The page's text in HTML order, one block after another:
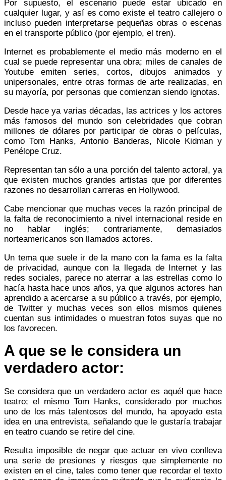
Por supuesto, el escenario puede estar ubicado en
cualquier lugar, y así es como existe el teatro callejero o
incluso pueden interpretarse pequeñas obras o escenas
en el transporte público (por ejemplo, el tren).
Internet es probablemente el medio más moderno en el
cual se puede representar una obra; miles de canales de
Youtube emiten series, cortos, dibujos animados y
unipersonales, entre otras formas de arte realizadas, en
su mayoría, por personas que comienzan siendo ignotas.
Desde hace ya varias décadas, las actrices y los actores
más famosos del mundo son celebridades que cobran
millones de dólares por participar de obras o películas,
como Tom Hanks, Antonio Banderas, Nicole Kidman y
Penélope Cruz.
Representan tan sólo a una porción del talento actoral, ya
que existen muchos grandes artistas que por diferentes
razones no desarrollan carreras en Hollywood.
Cabe mencionar que muchas veces la razón principal de
la falta de reconocimiento a nivel internacional reside en
no hablar inglés; contrariamente, demasiados
norteamericanos son llamados actores.
Un tema que suele ir de la mano con la fama es la falta
de privacidad, aunque con la llegada de Internet y las
redes sociales, parece no aterrar a las estrellas como lo
hacía hasta hace unos años, ya que algunos actores han
aprendido a acercarse a su público a través, por ejemplo,
de Twitter y muchas veces son ellos mismos quienes
cuentan sus intimidades o muestran fotos suyas que no
los favorecen.
A que se le considera un
verdadero actor:
Se considera que un verdadero actor es aquél que hace
teatro; el mismo Tom Hanks, considerado por muchos
uno de los más talentosos del mundo, ha apoyado esta
idea en una entrevista, señalando que le gustaría trabajar
en teatro cuando se retire del cine.
Resulta imposible de negar que actuar en vivo conlleva
una serie de presiones y riesgos que simplemente no
existen en el cine, tales como tener que recordar el texto